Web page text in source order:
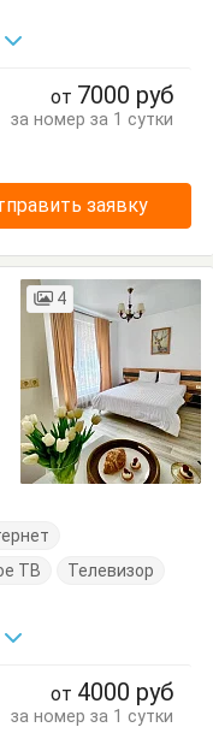
от 7000 руб
за номер за 1 сутки
заявку
4
ТВ
Телевизор
от 4000 руб
за номер за 1 сутки